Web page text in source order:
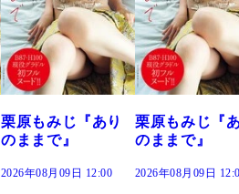
栗原もみじ『あり
のままで』
2026年08月09日 12:00
栗原もみじ『
のままで』
2026年08月09日